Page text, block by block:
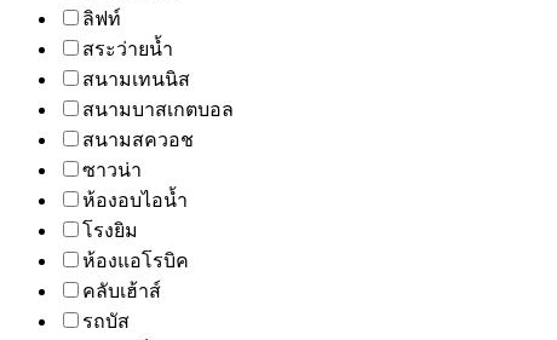
ลิฟท์
สระว่ายน้ำ
สนามเทนนิส
สนามบาสเกตบอล
สนามสควอช
ซาวน่า
ห้องอบไอน้ำ
โรงยิม
ห้องแอโรบิค
คลับเฮ้าส์
รถบัส